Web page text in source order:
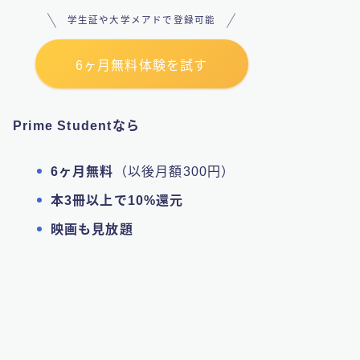
学生証や大学メアドで登録可能
6ヶ月無料体験を試す
Prime Studentなら
6ヶ月無料 （以後月額300円）
本3冊以上で10%還元
映画も見放題